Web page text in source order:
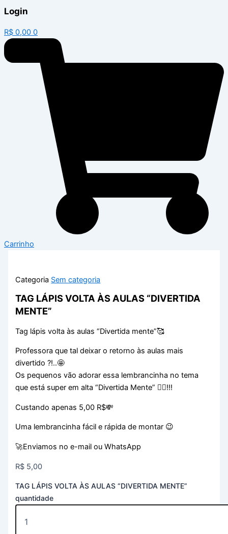
Login
R$ 0,00 0
Carrinho
Categoria Sem categoria
TAG LÁPIS VOLTA ÀS AULAS “DIVERTIDA
MENTE”
Tag lápis volta às aulas “Divertida mente”🥰
Professora que tal deixar o retorno às aulas mais
divertido ?!..🤩
Os pequenos vão adorar essa lembrancinha no tema
que está super em alta “Divertida Mente” 👆🏻!!!
Custando apenas 5,00 R$💸
Uma lembrancinha fácil e rápida de montar 😉
🚀Enviamos no e-mail ou WhatsApp
R$ 5,00
TAG LÁPIS VOLTA ÀS AULAS “DIVERTIDA MENTE”
quantidade